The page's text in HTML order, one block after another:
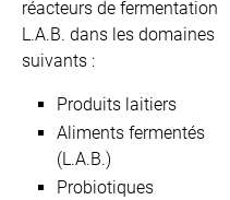
réacteurs de fermentation
L.A.B. dans les domaines
suivants :
Produits laitiers
Aliments fermentés
(L.A.B.)
Probiotiques